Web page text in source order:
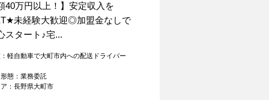
40万円以上！】安定収入を
★未経験大歓迎◎加盟金なしで
スタート ♪宅...
軽自動車で大町市内への配送ドライバー
態：業務委託
：長野県大町市